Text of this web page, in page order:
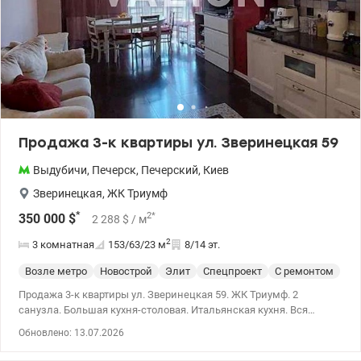
строительства комплекса в пешей доступности будут: -
остановка общественного транспорта; - спортклуб с бассейном; -
зоны отдыха и барбекю; - аллеи с лаунж-зонами; - беговые и
велодорожки; - комнаты для велосипедов; - спортивные и
игровые площадки; - супермаркет; - больница; - подземный и
гостевой паркинг; - отделение банков; - салоны красоты и
многое другое. 044 200 10 80 valion.ua/1151514
Продажа 3-к квартиры ул. Зверинецкая 59
Выдубичи, Печерск, Печерский, Киев
Зверинецкая, ЖК Триумф
350 000 $* 2 288 $ / м2*
3 комнатная 153/63/23 м2 8/14 эт.
Возле метро Новострой Элит Спецпроект
С ремонтом
Продажа 3-к квартиры ул. Зверинецкая 59. ЖК Триумф. 2
санузла. Большая кухня-столовая. Итальянская кухня. Вся
Обновлено: 13.07.2026